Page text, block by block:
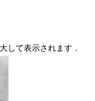
して表示されます．